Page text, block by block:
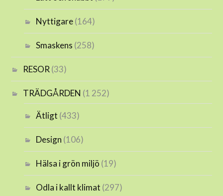
Nyttigare(164)
Smaskens (258)
RESOR(33)
TRÄDGÅRDEN (1 252)
Ätligt (433)
Design (106)
Hälsa i grön miljö (19)
Odla i kallt klimat (297)